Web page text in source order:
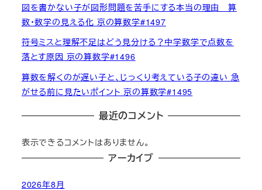
図を書かない子が図形問題を苦手にする本当の理由 算
数・数学の見える化 京の算数学#1497
符号ミスと理解不足はどう見分ける？中学数学で点数を
落とす原因 京の算数学#1496
算数を解くのが遅い子と、じっくり考えている子の違い 急
がせる前に見たいポイント 京の算数学#1495
最近のコメント
表示できるコメントはありません。
アーカイブ
2026年8月